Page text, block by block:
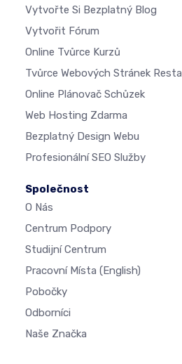
Vytvořte Si Bezplatný Blog
Vytvořit Fórum
Online Tvůrce Kurzů
Tvůrce Webových Stránek
Online Plánovač Schůzek
Web Hosting Zdarma
Bezplatný Design Webu
Profesionální SEO Služby
Společnost
O Nás
Centrum Podpory
Studijní Centrum
Pracovní Místa (English)
Pobočky
Odborníci
Naše Značka